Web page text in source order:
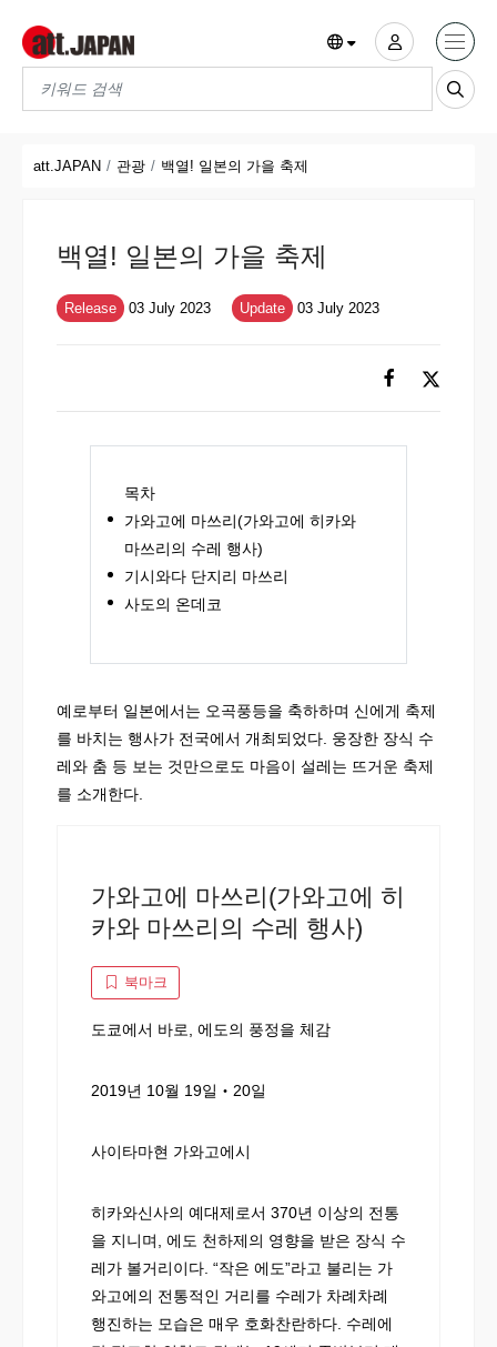
Translations title cont
att.JAPAN 관광 백열! 일본의 가을 축제
백열! 일본의 가을 축제
Release 03 July 2023 Update 03 July 2023
목차
가와고에 마쓰리(가와고에 히카와
마쓰리의 수레 행사)
기시와다 단지리 마쓰리
사도의 온데코
예로부터 일본에서는 오곡풍등을 축하하며 신에게 축제
를 바치는 행사가 전국에서 개최되었다. 웅장한 장식 수
레와 춤 등 보는 것만으로도 마음이 설레는 뜨거운 축제
를 소개한다.
가와고에 마쓰리(가와고에 히
카와 마쓰리의 수레 행사)
북마크
도쿄에서 바로, 에도의 풍정을 체감
2019년 10월 19일‧20일
사이타마현 가와고에시
히카와신사의 예대제로서 370년 이상의 전통
을 지니며, 에도 천하제의 영향을 받은 장식 수
레가 볼거리이다. “작은 에도”라고 불리는 가
와고에의 전통적인 거리를 수레가 차례차례
행진하는 모습은 매우 호화찬란하다. 수레에